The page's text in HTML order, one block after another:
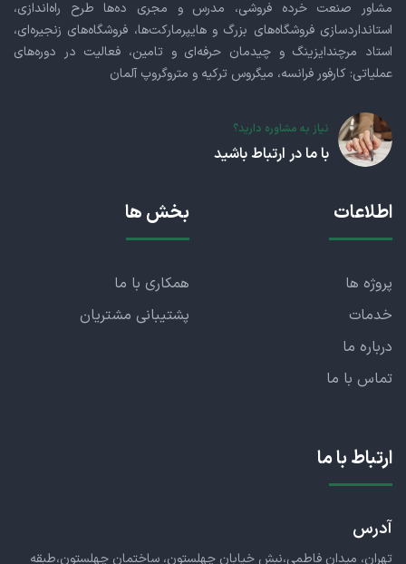
مشاور صنعت خرده فروشی، مدرس و مجری ده‌ها طرح راه‌اندازی،
استانداردسازی فروشگاه‌های بزرگ و هایپرمارکت‌ها، فروشگاه‌های زنجیره‌ای،
استاد مرچندایزینگ و چیدمان حرفه‌ای و تامین، فعالیت در دوره‌های
عملیاتی: کارفور فرانسه، میگروس ترکیه و متروگروپ آلمان
نیاز به مشاوره دارید؟
با ما در ارتباط باشید
اطلاعات
پروژه ها
خدمات
درباره ما
تماس با ما
بخش ها
همکاری با ما
پشتیبانی مشتریان
ارتباط با ما
آدرس
تهران، میدان فاطمی،نبش خیابان چهلستون، ساختمان چهلستون،طبقه